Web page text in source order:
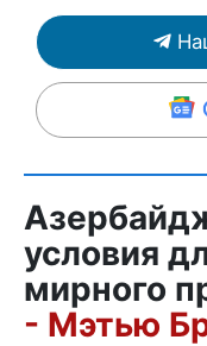
условия
мирного
- Мэтью